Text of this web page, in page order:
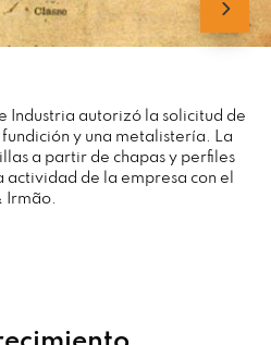
Industria autorizó la solicitud de
y una metalistería. La
a partir de chapas y perfiles
de la empresa con el
Irmão.